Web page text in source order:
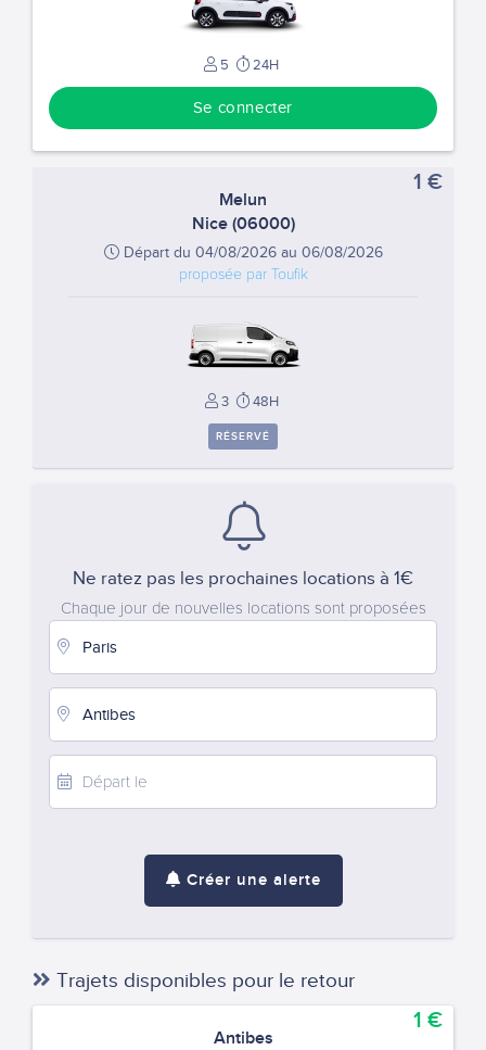
5 24H
Se connecter
Melun
Nice (06000)
Départ du 04/08/2026 au 06/08/2026
proposée par Toufik
3 48H
1 €
RÉSERVÉ
Ne ratez pas les prochaines locations à 1€
Chaque jour de nouvelles locations sont proposées
Créer une alerte
Trajets disponibles pour le retour
Antibes
1 €